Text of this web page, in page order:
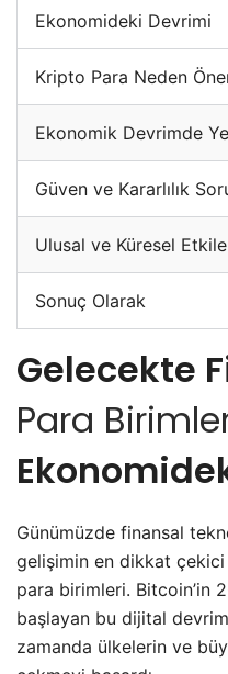
Ekonomideki Devrimi
Kripto Para Neden
Ekonomik Devrimde
Güven ve Kararlılık
Ulusal ve Küresel
Sonuç Olarak
Gelecekte
Para
Günümüzde finansal
gelişimin en dikkat
para birimleri. Bitcoin’in
başlayan bu dijital
zamanda ülkelerin ve